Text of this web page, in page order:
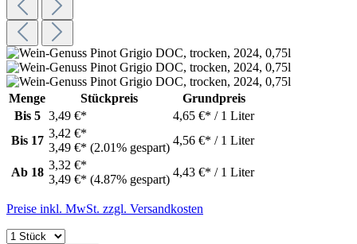
Menge Stückpreis
Grundpreis
Bis 5 3,49 €*
4,65 €* / 1 Liter
Bis 17
3,42 €*
3,49 €* (2.01% gespart)
4,56 €* / 1 Liter
Ab 18
3,32 €*
3,49 €* (4.87% gespart)
4,43 €* / 1 Liter
Preise inkl. MwSt. zzgl. Versandkosten